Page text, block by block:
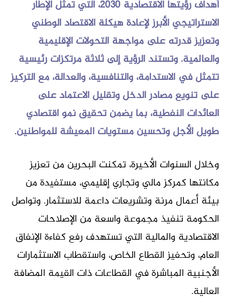
أهداف رؤيتها الاقتصادية 2030، التي تمثل الإطار
الاستراتيجي الأبرز لإعادة هيكلة الاقتصاد الوطني
وتعزيز قدرته على مواجهة التحولات الإقليمية
والعالمية. وتستند الرؤية إلى ثلاثة مرتكزات رئيسية
تتمثل في الاستدامة، والتنافسية، والعدالة، مع التركيز
على تنويع مصادر الدخل وتقليل الاعتماد على
العائدات النفطية، بما يضمن تحقيق نمو اقتصادي
طويل الأجل وتحسين مستويات المعيشة للمواطنين.
وخلال السنوات الأخيرة، تمكنت البحرين من تعزيز
مكانتها كمركز مالي وتجاري إقليمي، مستفيدة من
بيئة أعمال مرنة وتشريعات داعمة للاستثمار. وتواصل
الحكومة تنفيذ مجموعة واسعة من الإصلاحات
الاقتصادية والمالية التي تستهدف رفع كفاءة الإنفاق
العام، وتحفيز القطاع الخاص، واستقطاب الاستثمارات
الأجنبية المباشرة في القطاعات ذات القيمة المضافة
العالية.